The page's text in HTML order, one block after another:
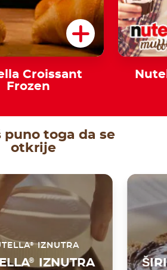
Croissant
Frozen
puno toga da se
otkrije
®IZNUTRA
®
IZNUTRA